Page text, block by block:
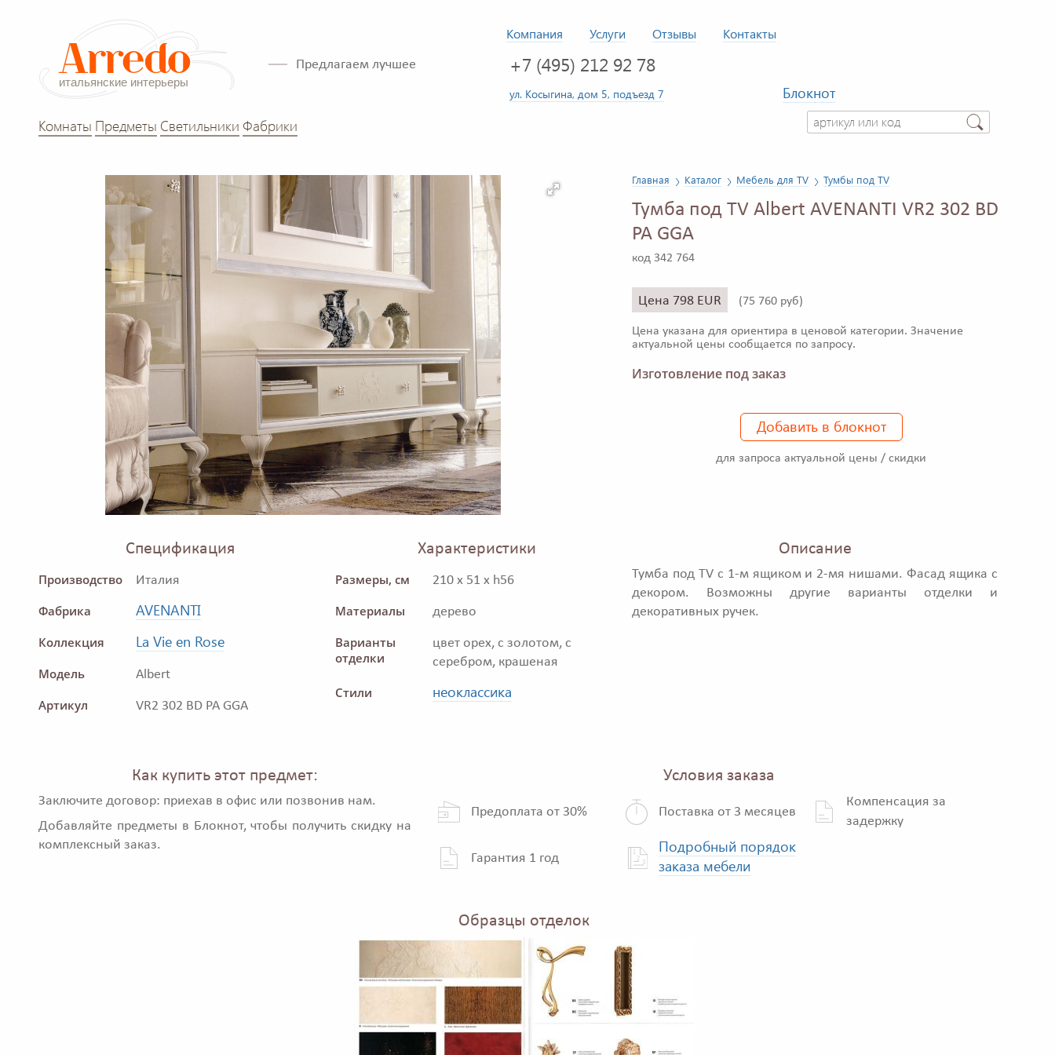
Компания Услуги Отзывы Контакты
Предлагаем лучшее +7 (495) 212 92 78
ул. Косыгина, дом 5, подъезд 7
Блокнот
Комнаты Предметы Светильники Фабрики
Главная Каталог Мебель для TV Тумбы под TV
Тумба под TV Albert AVENANTI VR2 302 BD
PA GGA
код 342 764
Цена 798 EUR (75 760 руб)
Цена указана для ориентира в ценовой категории. Значение
актуальной цены сообщается по запросу.
Изготовление под заказ
Добавить в блокнот
для запроса актуальной цены / скидки
Спецификация
Производство Италия
Фабрика AVENANTI
Коллекция La Vie en Rose
Модель Albert
Артикул VR2 302 BD PA GGA
Характеристики
Размеры, см 210 x 51 x h56
Материалы дерево
Варианты
отделки
цвет орех, с золотом, с
серебром, крашеная
Стили неоклассика
Описание
Тумба под TV с 1-м ящиком и 2-мя нишами. Фасад ящика с
декором. Возможны другие варианты отделки и
декоративных ручек.
Как купить этот предмет:
Заключите договор: приехав в офис или позвонив нам.
Добавляйте предметы в Блокнот, чтобы получить скидку на
комплексный заказ.
Условия заказа
Предоплата от 30% Поставка от 3 месяцев
Компенсация за
задержку
Гарантия 1 год
Подробный порядок
заказа мебели
Образцы отделок